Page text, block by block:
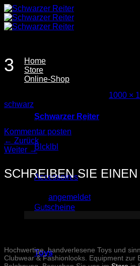
Zum
Inhalt
springen
Home
Store
Online-Shop
Schwarzer Reiter
Blcklbl
Accessoires
Gutscheine
Toys
3
1000 ×
schwarz
Trackbacks sind geschlossen, aber
Kommentar posten
← Zurück
Weiter →
SCHREIBEN SIE
angemeldetsein, um
abzugeben.
Hochwertige, handverlesene Toys und
Clubwear & Fashionlooks. Equipment zur